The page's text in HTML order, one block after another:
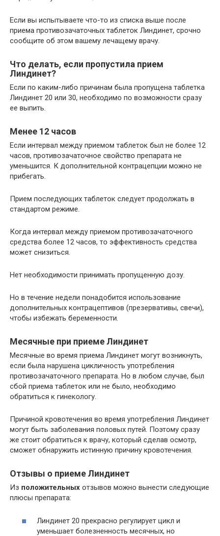
Если вы испытываете что-то из списка выше после
приема противозачаточных таблеток Линдинет, срочно
сообщите об этом вашему лечащему врачу.
Что делать, если пропустила прием
Линдинет?
Если по каким-либо причинам была пропущена таблетка
Линдинет 20 или 30, необходимо по возможности сразу
ее выпить.
Менее 12 часов
Если интервал между приемом таблеток был не более 12
часов, противозачаточное свойство препарата не
уменьшится. К дополнительной контрацепции можно не
прибегать.
Прием последующих таблеток следует продолжать в
стандартом режиме.
Когда интервал между приемом противозачаточного
средства более 12 часов, то эффективность средства
может снизиться.
Нет необходимости принимать пропущенную дозу.
Но в течение недели понадобится использование
дополнительных контрацептивов (презервативы, свечи),
чтобы избежать беременности.
Месячные при приеме Линдинет
Месячные во время приема Линдинет могут возникнуть,
если была нарушена цикличность употребления
противозачаточного препарата. Но в любом случае, был
сбой приема таблеток или не было, необходимо
обратиться к гинекологу.
Причиной кровотечения во время употребления Линдинет
могут быть заболевания половых путей. Поэтому сразу
же стоит обратиться к врачу, который сделав осмотр,
сможет обнаружить истинную причину кровотечения.
Отзывы о приеме Линдинет
Из положительных отзывов можно вынести следующие
плюсы препарата:
Линдинет 20 прекрасно регулирует цикл и
уменьшает болезненность месячных, но